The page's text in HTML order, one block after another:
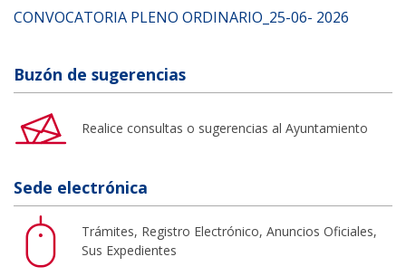
CONVOCATORIA PLENO ORDINARIO_25-06- 2026
Buzón de sugerencias
Realice consultas o sugerencias al Ayuntamiento
Sede electrónica
Trámites, Registro Electrónico, Anuncios Oficiales,
Sus Expedientes